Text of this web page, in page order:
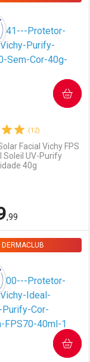
cada
cada
(12)
Facial Vichy FPS
Soleil UV-Purify
40g
,99
COMPRAR
DERMACLUB
COMPRAR